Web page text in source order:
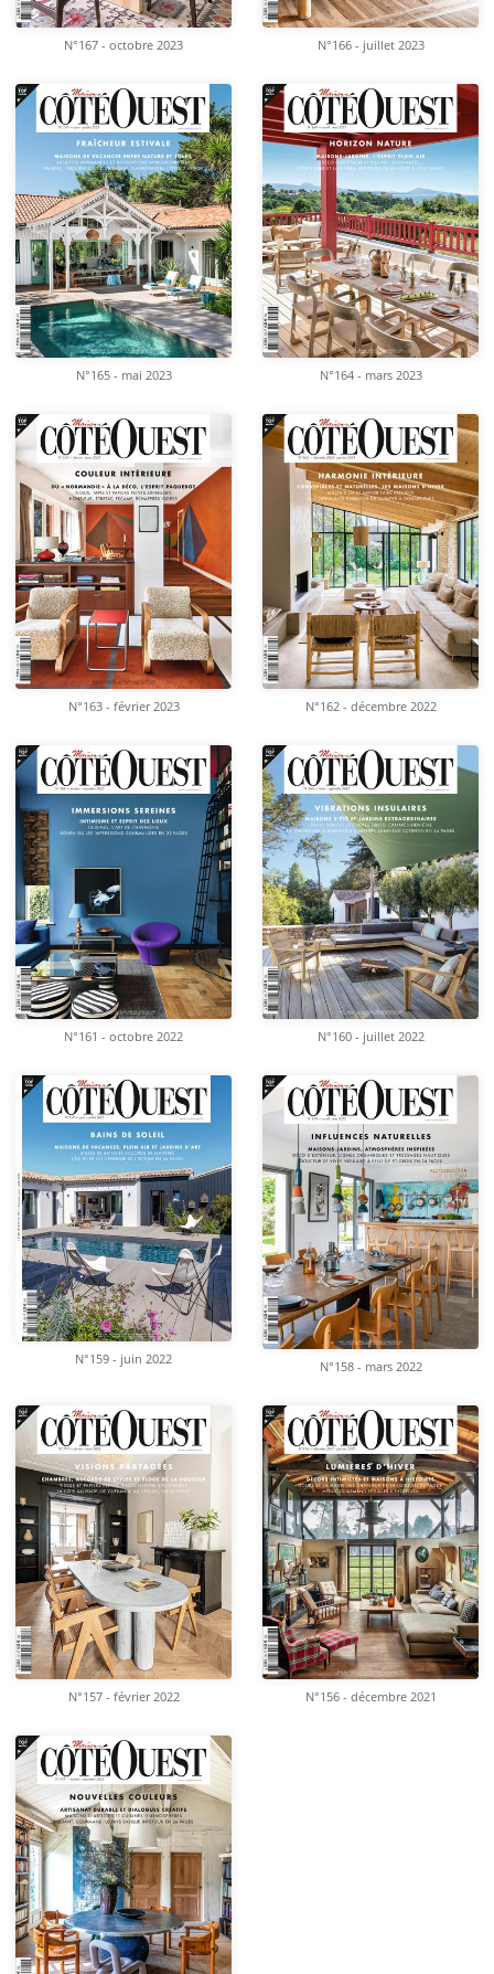
N°167 - octobre 2023 N°166 - juillet 2023
N°165 - mai 2023 N°164 - mars 2023
N°163 - février 2023 N°162 - décembre 2022
N°161 - octobre 2022 N°160 - juillet 2022
N°159 - juin 2022
N°158 - mars 2022
N°157 - février 2022 N°156 - décembre 2021